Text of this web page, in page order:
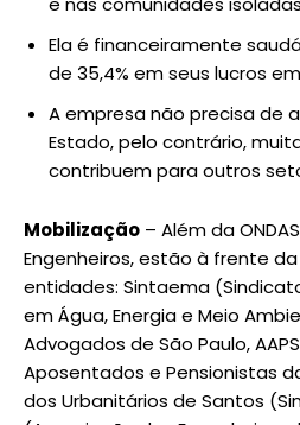
Ela é financeiramente
de 35,4% em seus lucros
A empresa não precisa de
Estado, pelo contrário,
contribuem para outros
Mobilização – Além da
Engenheiros, estão à frente
entidades: Sintaema
em Água, Energia e Meio
Advogados de São Paulo,
Aposentados e Pensionistas
dos Urbanitários de Santos